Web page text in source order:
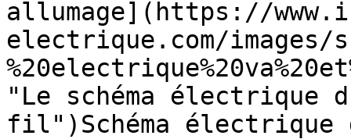
allumage](https://
electrique.com/images/
"Le schéma électrique
fil")Schéma